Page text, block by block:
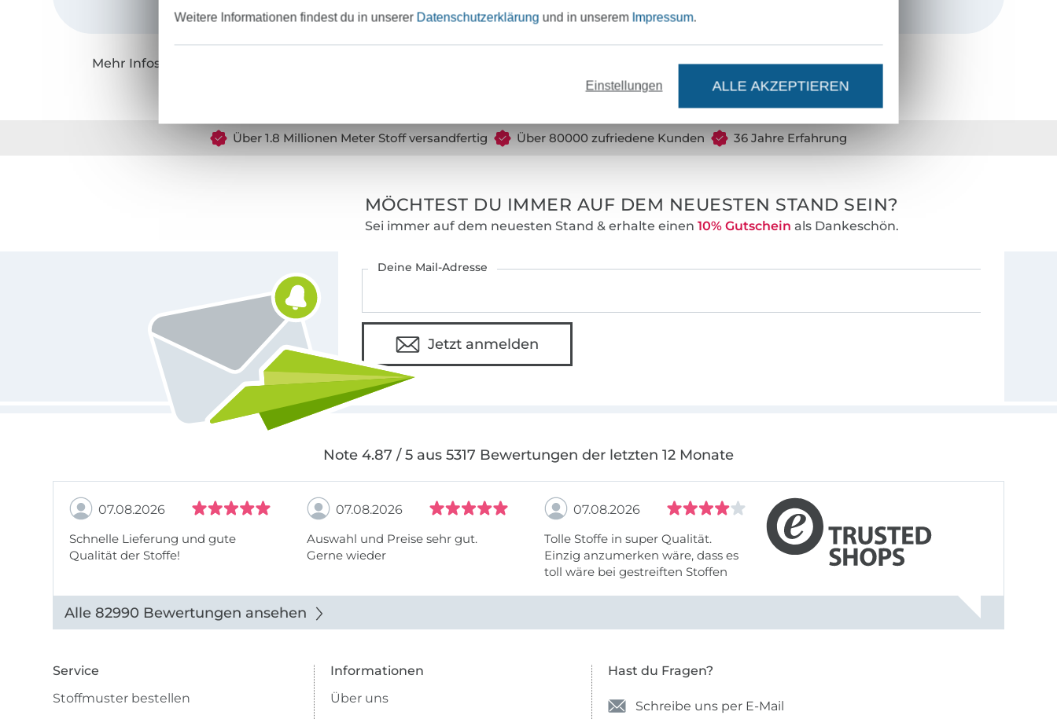
Alle Schnitte werden intensiv und in allen Größen in
einem großen Team auf Herz und Nieren getestet. So
entstehen hochwertige und liebevoll gestaltete
Schnittmuster, die einfach nachzuarbeiten sind.
Bebilderte Schritt-für-Schritt-Anleitungen und der
Verzicht auf komplizierte Fachbegriffe machen alle
Schnitte anfängertauglich. Außerdem gibt es YouTube-
Videos mit einer genauen Videoanleitung, ideal für
gelungene, alltagstaugliche Kreationen freuen.
Kinder, für sich selbst, den Liebsten oder gute Freunde
Daher lautet meine Mission:
Nähen!
Mehr Infos zu "Fadenkäfer"
Über 1.8 Millionen Meter Stoff versandfertig Über 80000 zufriedene Kunden 36 Jahre Erfahrung
MÖCHTEST DU IMMER AUF DEM NEUESTEN STAND SEIN?
Sei immer auf dem neuesten Stand & erhalte einen 10% Gutschein als Dankeschön.
Deine Mail-Adresse
Jetzt anmelden
Note 4.87 / 5 aus 5317 Bewertungen der letzten 12 Monate
07.08.2026
Schnelle Lieferung und gute
Qualität der Stoffe!
07.08.2026
Auswahl und Preise sehr gut.
Gerne wieder
07.08.2026
Tolle Stoffe in super Qualität.
Einzig anzumerken wäre, dass es
toll wäre bei gestreiften Stoffen
Alle 82990 Bewertungen ansehen
Service
Stoffmuster bestellen
Informationen
Über uns
Hast du Fragen?
Schreibe uns per E-Mail
Weitere Informationen findest du in unserer Datenschutzerklärung und in unserem Impressum.
Einstellungen ALLE AKZEPTIEREN